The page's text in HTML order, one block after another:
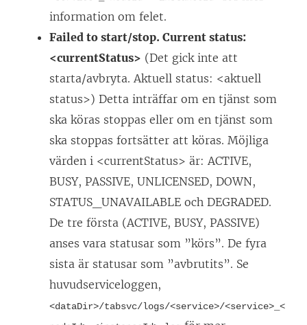
information om felet.
Failed to start/stop. Current status:
<currentStatus> (Det gick inte att
starta/avbryta. Aktuell status: <aktuell
status>) Detta inträffar om en tjänst som
ska köras stoppas eller om en tjänst som
ska stoppas fortsätter att köras. Möjliga
värden i <currentStatus> är: ACTIVE,
BUSY, PASSIVE, UNLICENSED, DOWN,
STATUS_UNAVAILABLE och DEGRADED.
De tre första (ACTIVE, BUSY, PASSIVE)
anses vara statusar som ”körs”. De fyra
sista är statusar som ”avbrutits”. Se
huvudserviceloggen,
<dataDir>/tabsvc/logs/<service>/<service>_<